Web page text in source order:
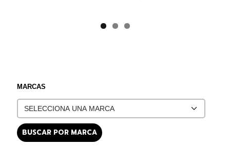
MARCAS